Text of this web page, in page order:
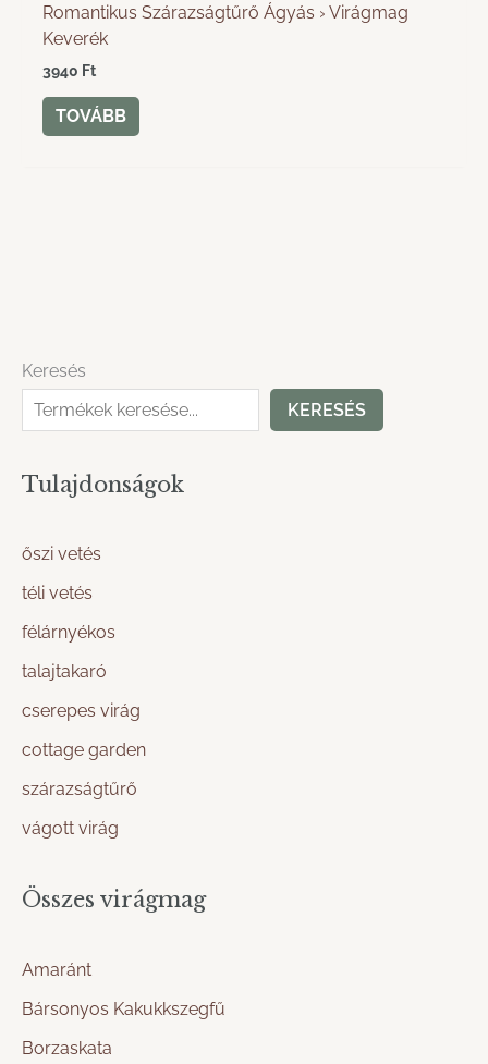
Keresés
KERESÉS
Tulajdonságok
őszi vetés
téli vetés
félárnyékos
talajtakaró
cserepes virág
cottage garden
szárazságtűrő
vágott virág
Összes virágmag
Amaránt
Bársonyos Kakukkszegfű
Borzaskata
Romantikus Szárazságtűrő Ágyás › Virágmag
Keverék
3940 Ft
TOVÁBB